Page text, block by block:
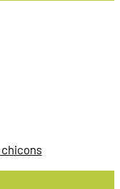
chicons